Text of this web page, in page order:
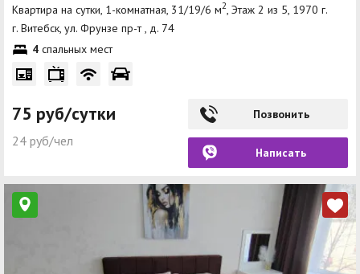
Квартира на сутки, 1-комнатная, 31/19/6 м2 , Этаж 2 из 5, 1970 г.
г. Витебск, ул. Фрунзе пр-т , д. 74
4 спальных мест
75 руб/сутки
24 руб/чел
Позвонить
Написать